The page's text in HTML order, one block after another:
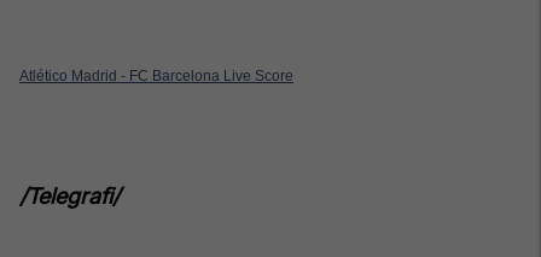
Atlético Madrid - FC Barcelona Live Score
/Telegrafi/